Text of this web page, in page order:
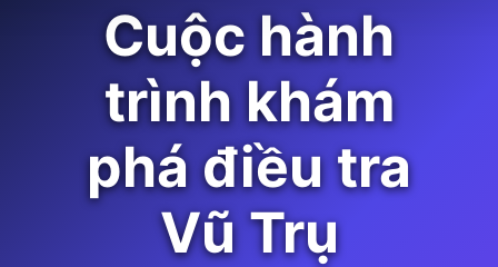
Cuộc hành
trình khám
phá điều tra
Vũ Trụ